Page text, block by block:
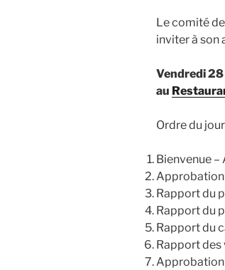
Le comité
inviter à son
Vendredi
au
Ordre du
Bienvenue
Approbation
Rapport du
Rapport du
Rapport du
Rapport
Approbation